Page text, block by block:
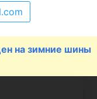
на зимние шины